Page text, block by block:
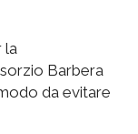
la
Barbera
da evitare